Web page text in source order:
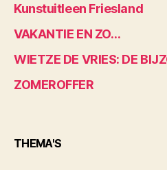
Kunstuitleen Friesland
VAKANTIE EN ZO…
WIETZE DE VRIES: DE
ZOMEROFFER
THEMA'S